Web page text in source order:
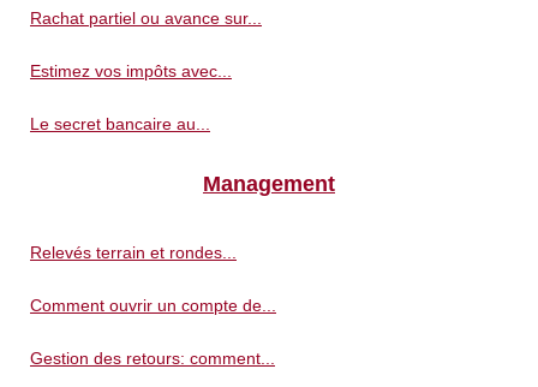
Rachat partiel ou avance sur...
Estimez vos impôts avec...
Le secret bancaire au...
Management
Relevés terrain et rondes...
Comment ouvrir un compte de...
Gestion des retours: comment...